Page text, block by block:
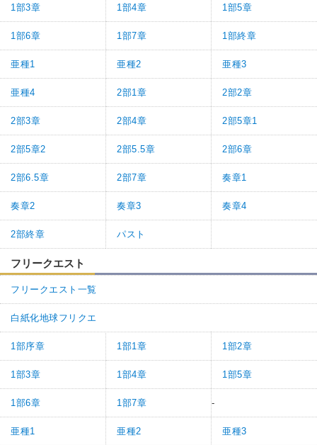
1部3章 1部4章 1部5章
1部6章 1部7章 1部終章
亜種1 亜種2 亜種3
亜種4 2部1章 2部2章
2部3章 2部4章 2部5章1
2部5章2 2部5.5章 2部6章
2部6.5章 2部7章 奏章1
奏章2 奏章3 奏章4
2部終章 パスト
フリークエスト
フリークエスト一覧
白紙化地球フリクエ
1部序章 1部1章 1部2章
1部3章 1部4章 1部5章
1部6章 1部7章 -
亜種1 亜種2 亜種3